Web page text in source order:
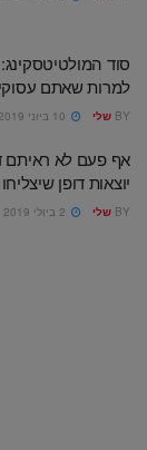
סוד
למרות שאתם
BY שלי
יוצאות דופן
BY שלי